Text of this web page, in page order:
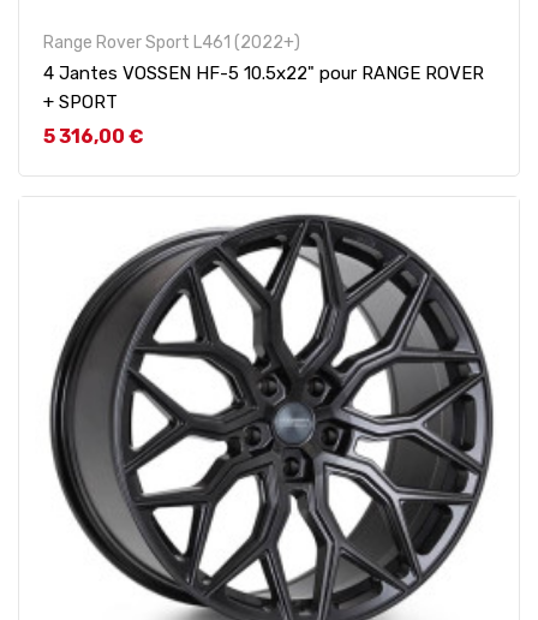
Range Rover Sport L461 (2022+)
4 Jantes VOSSEN HF-5 10.5x22" pour RANGE ROVER
+ SPORT
Prix
5 316,00 €